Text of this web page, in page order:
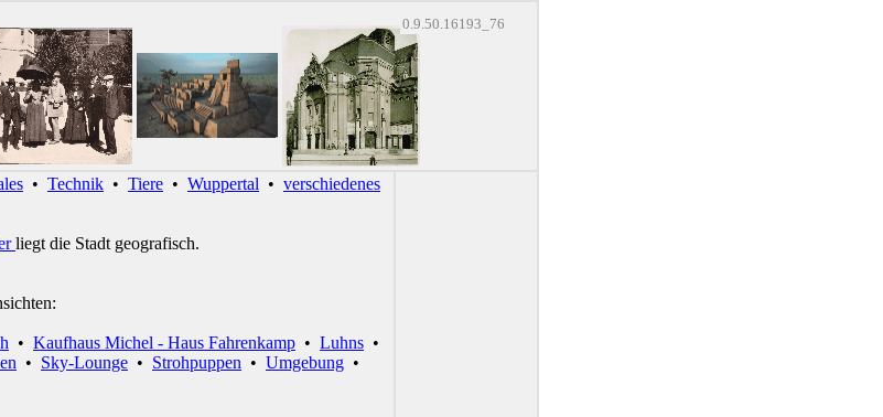
0.9.50.16193_76
• Technik • Tiere • Wuppertal • verschiedenes
liegt die Stadt geografisch.
• Kaufhaus Michel - Haus Fahrenkamp • Luhns •
• Sky-Lounge • Strohpuppen • Umgebung •